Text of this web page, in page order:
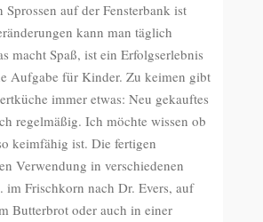
Sprossen auf der Fensterbank ist
kann man täglich
macht Spaß, ist ein Erfolgserlebnis
Aufgabe für Kinder. Zu keimen gibt
immer etwas: Neu gekauftes
regelmäßig. Ich möchte wissen ob
keimfähig ist. Die fertigen
Verwendung in verschiedenen
im Frischkorn nach Dr. Evers, auf
Butterbrot oder auch in einer